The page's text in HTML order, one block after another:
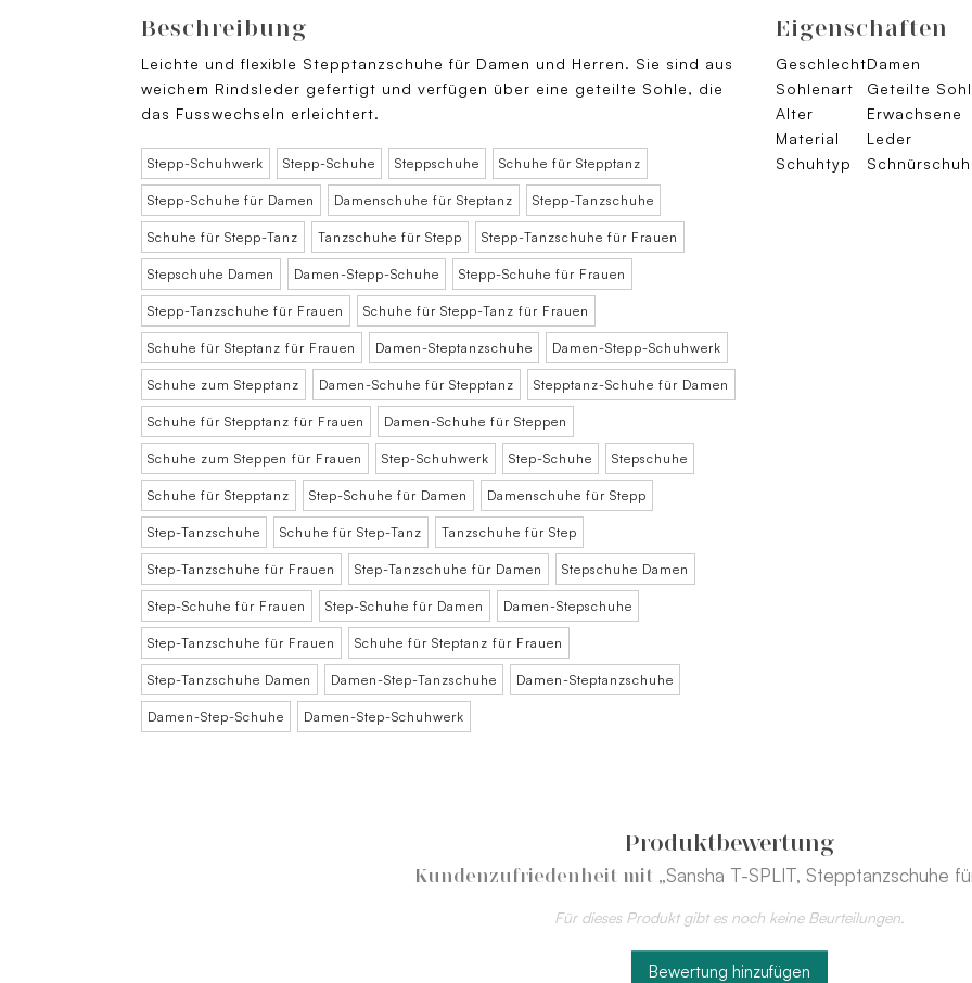
Beschreibung
Leichte und flexible Stepptanzschuhe für Damen und Herren. Sie sind aus
weichem Rindsleder gefertigt und verfügen über eine geteilte Sohle, die
das Fusswechseln erleichtert.
Stepp-Schuhwerk Stepp-Schuhe Steppschuhe Schuhe für Stepptanz
Stepp-Schuhe für Damen Damenschuhe für Steptanz Stepp-Tanzschuhe
Schuhe für Stepp-Tanz Tanzschuhe für Stepp Stepp-Tanzschuhe für Frauen
Stepschuhe Damen Damen-Stepp-Schuhe Stepp-Schuhe für Frauen
Stepp-Tanzschuhe für Frauen Schuhe für Stepp-Tanz für Frauen
Schuhe für Steptanz für Frauen Damen-Steptanzschuhe Damen-Stepp-Schuhwerk
Schuhe zum Stepptanz Damen-Schuhe für Stepptanz Stepptanz-Schuhe für Damen
Schuhe für Stepptanz für Frauen Damen-Schuhe für Steppen
Schuhe zum Steppen für Frauen Step-Schuhwerk Step-Schuhe Stepschuhe
Schuhe für Stepptanz Step-Schuhe für Damen Damenschuhe für Stepp
Step-Tanzschuhe Schuhe für Step-Tanz Tanzschuhe für Step
Step-Tanzschuhe für Frauen Step-Tanzschuhe für Damen Stepschuhe Damen
Step-Schuhe für Frauen Step-Schuhe für Damen Damen-Stepschuhe
Step-Tanzschuhe für Frauen Schuhe für Steptanz für Frauen
Step-Tanzschuhe Damen Damen-Step-Tanzschuhe Damen-Steptanzschuhe
Damen-Step-Schuhe Damen-Step-Schuhwerk
Eigenschaften
GeschlechtDamen
Sohlenart
Geteilte
Alter
Erwachsene
Material
Leder
Schuhtyp
Produktbewertung
Kundenzufriedenheit mit „Sansha T-SPLIT, Stepptanzschuhe
Für dieses Produkt gibt es noch keine Beurteilungen.
Bewertung hinzufügen